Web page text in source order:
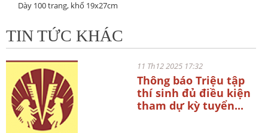
Dày 100 trang, khổ 19x27cm
TIN TỨC KHÁC
11 Th12 2025 17:32
Thông báo Triệu tập
thí sinh đủ điều kiện
tham dự kỳ tuyển...